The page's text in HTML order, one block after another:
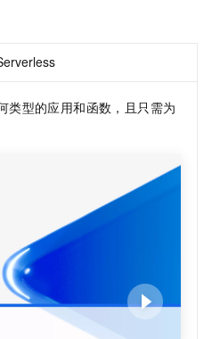
类型的应用和函数，且只需为